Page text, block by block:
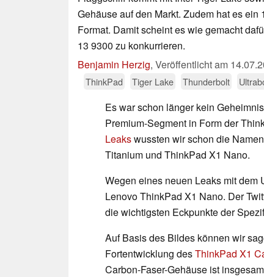
Gehäuse auf den Markt. Zudem hat es
Format. Damit scheint es wie gemacht
13 9300 zu konkurrieren.
Benjamin Herzig, Veröffentlicht am
ThinkPad
Tiger Lake Thunderbolt
Es war schon länger kein
Premium-Segment in Form der
Leakswussten wir schon die
Titanium und ThinkPad X1 Nano.
Wegen eines neuen Leaks mit dem
Lenovo ThinkPad X1 Nano. Der
die wichtigsten Eckpunkte der
Auf Basis des Bildes können wir
Fortentwicklung desThinkPad X1
Carbon-Faser-Gehäuse ist